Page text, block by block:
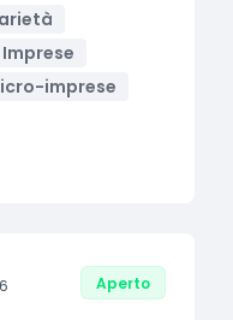
Imprese
imprese
Aperto